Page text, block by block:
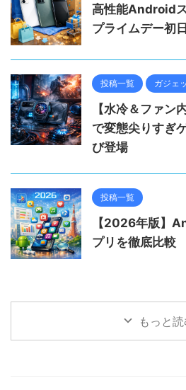
高性能Android
プライムデー初
投稿一覧 ガジェ
【水冷＆ファン
で変態尖りすぎ
び登場
投稿一覧
【2026年版】
プリを徹底比較
もっと